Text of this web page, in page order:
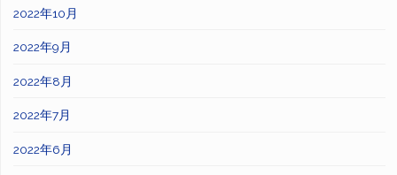
2022年10月
2022年9月
2022年8月
2022年7月
2022年6月